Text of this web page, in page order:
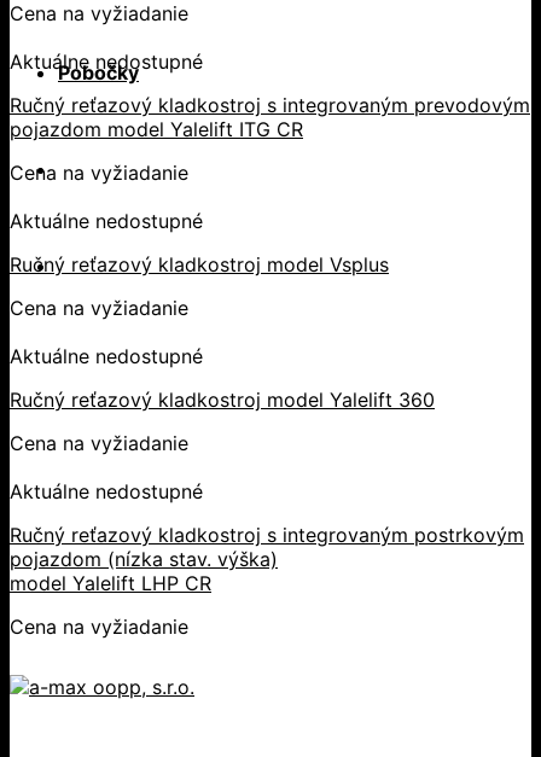
Pobočky
Cena na vyžiadanie
Aktuálne nedostupné
Ručný reťazový kladkostroj s integrovaným prevodovým
pojazdom model Yalelift ITG CR
Cena na vyžiadanie
Aktuálne nedostupné
Ručný reťazový kladkostroj model Vsplus
Cena na vyžiadanie
Aktuálne nedostupné
Ručný reťazový kladkostroj model Yalelift 360
Cena na vyžiadanie
Aktuálne nedostupné
Ručný reťazový kladkostroj s integrovaným postrkovým
pojazdom (nízka stav. výška)
model Yalelift LHP CR
Cena na vyžiadanie